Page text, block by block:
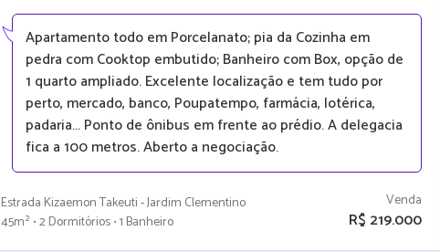
Apartamento todo em Porcelanato; pia da Cozinha em
pedra com Cooktop embutido; Banheiro com Box, opção de
1 quarto ampliado. Excelente localização e tem tudo por
perto, mercado, banco, Poupatempo, farmácia, lotérica,
padaria... Ponto de ônibus em frente ao prédio. A delegacia
fica a 100 metros. Aberto a negociação.
Estrada Kizaemon Takeuti - Jardim Clementino
45m² • 2 Dormitórios • 1 Banheiro
Venda
R$ 219.000